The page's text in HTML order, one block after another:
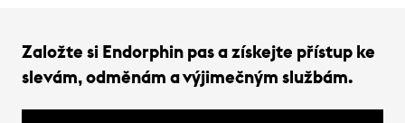
Založte si Endorphin pas a získejte přístup ke
slevám, odměnám a výjimečným službám.